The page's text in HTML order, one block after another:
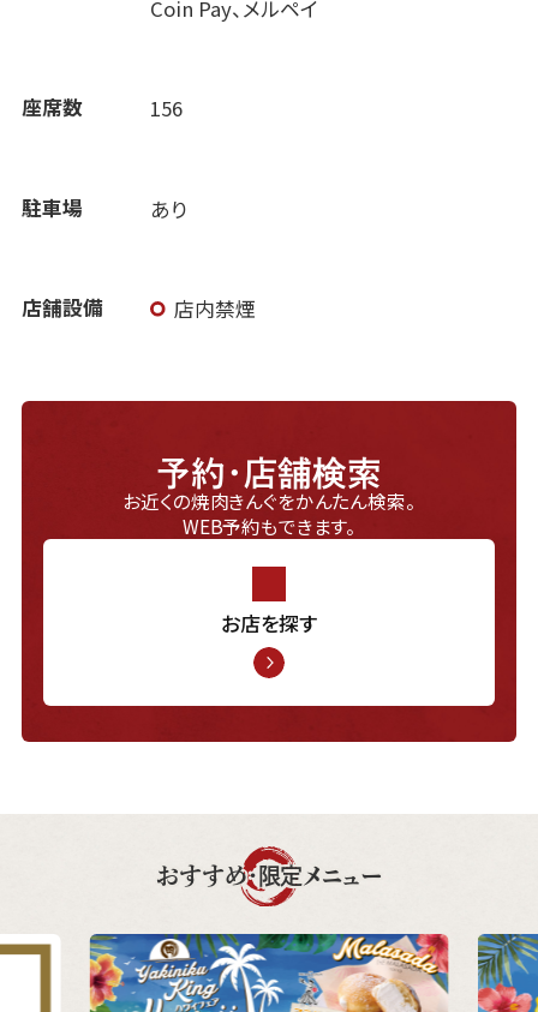
Coin Pay、メルペイ
座席数 156
駐車場 あり
店舗設備 店内禁煙
予約・店舗検索
お近くの焼肉きんぐをかんたん検索。
WEB予約もできます。
お店を探す
おすすめ・限定メニュー